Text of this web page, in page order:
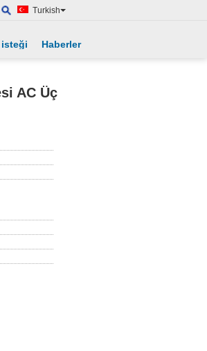
Turkish
Haberler
AC Üç